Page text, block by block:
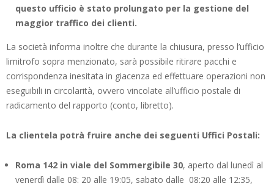
questo ufficio è stato prolungato per la gestione del
maggior traffico dei clienti.
La società informa inoltre che durante la chiusura, presso l’ufficio
limitrofo sopra menzionato, sarà possibile ritirare pacchi e
corrispondenza inesitata in giacenza ed effettuare operazioni non
eseguibili in circolarità, ovvero vincolate all’ufficio postale di
radicamento del rapporto (conto, libretto).
La clientela potrà fruire anche dei seguenti Uffici Postali:
Roma 142 in viale del Sommergibile 30, aperto dal lunedì al
venerdì dalle 08: 20 alle 19:05, sabato dalle 08:20 alle 12:35,